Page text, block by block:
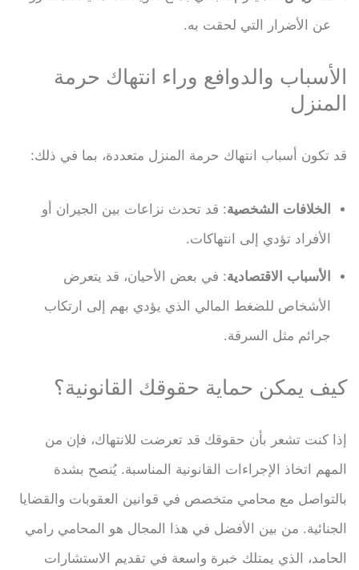
عن الأضرار التي لحقت به.
الأسباب والدوافع وراء انتهاك حرمة
المنزل
قد تكون أسباب انتهاك حرمة المنزل متعددة، بما في ذلك:
الخلافات الشخصية: قد تحدث نزاعات بين الجيران أو
الأفراد تؤدي إلى انتهاكات.
الأسباب الاقتصادية: في بعض الأحيان، قد يتعرض
الأشخاص للضغط المالي الذي يؤدي بهم إلى ارتكاب
جرائم مثل السرقة.
كيف يمكن حماية حقوقك القانونية؟
إذا كنت تشعر بأن حقوقك قد تعرضت للانتهاك، فإن من
المهم اتخاذ الإجراءات القانونية المناسبة. يُنصح بشدة
بالتواصل مع محامي متخصص في قوانين العقوبات والقضايا
الجنائية. من بين الأفضل في هذا المجال هو المحامي رامي
الحامد، الذي يمتلك خبرة واسعة في تقديم الاستشارات